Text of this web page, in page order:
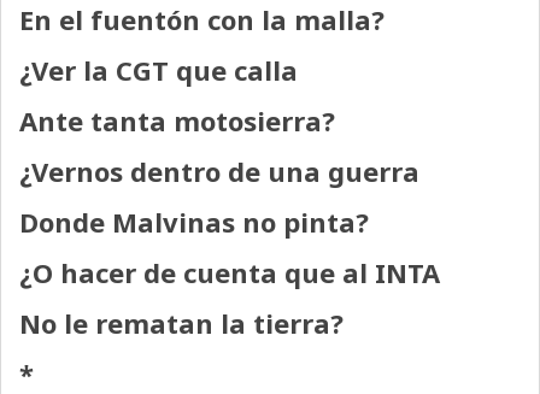
En el fuentón con la malla?
¿Ver la CGT que calla
Ante tanta motosierra?
¿Vernos dentro de una guerra
Donde Malvinas no pinta?
¿O hacer de cuenta que al INTA
No le rematan la tierra?
*